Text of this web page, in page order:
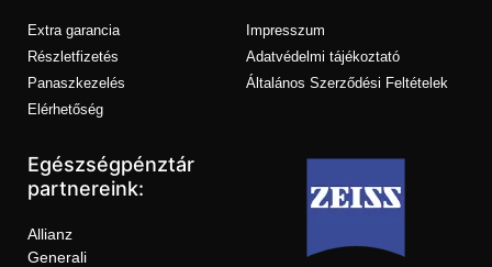
Extra garancia
Részletfizetés
Panaszkezelés
Elérhetőség
Impresszum
Adatvédelmi tájékoztató
Általános Szerződési Feltételek
Egészségpénztár
partnereink:
Allianz
Generali